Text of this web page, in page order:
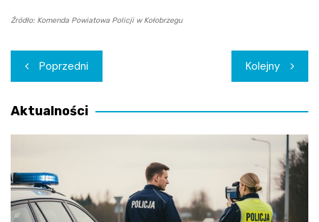
Źródło: Komenda Powiatowa Policji w Kołobrzegu
Nawigacja
wpisu
Poprzedni Kolejny
Aktualności